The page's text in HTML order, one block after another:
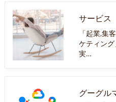
サービス
「起業,集
ケティン
実…
グーグル